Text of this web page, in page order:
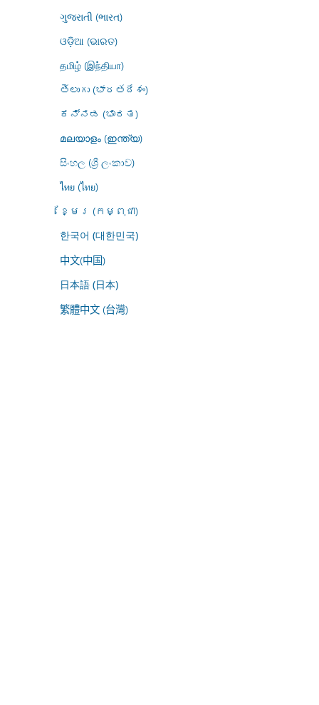
ગુજરાતી (ભારત)
ଓଡ଼ିଆ (ଭାରତ)
தமிழ் (இந்தியா)
తెలుగు (భారతదేశం)
ಕನ್ನಡ (ಭಾರತ)
മലയാളം (ഇന്ത്യ)
සිංහල (ශ්‍රී ලංකාව)
ไทย (ไทย)
ខ្មែរ (កម្ពុជា)
한국어 (대한민국)
中文(中国)
日本語 (日本)
繁體中文 (台灣)